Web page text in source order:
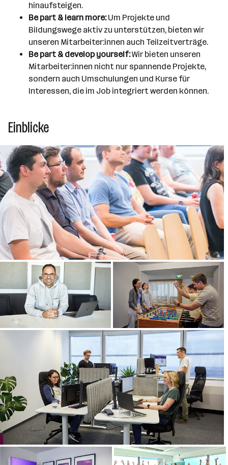
hinaufsteigen.
Be part & learn more:Um Projekte und
Bildungswege aktiv zu unterstützen, bieten wir
unseren Mitarbeiter:innen auch Teilzeitverträge.
Be part & develop yourself:Wir bieten unseren
Mitarbeiter:innen nicht nur spannende Projekte,
sondern auch Umschulungen und Kurse für
Interessen, die im Job integriert werden können.
Einblicke